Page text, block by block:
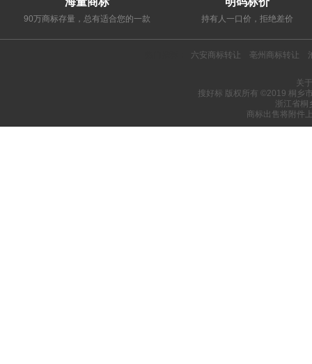
90万商标存量，总有适合您的一款 持有人一口价，拒绝差价
六安商标转让 亳州商标转让
关
搜好标 版权所有 ©2019 桐乡
浙江省桐
商标出售将附件